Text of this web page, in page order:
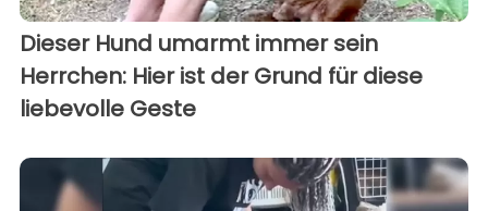
Dieser Hund umarmt immer sein
Herrchen: Hier ist der Grund für diese
liebevolle Geste